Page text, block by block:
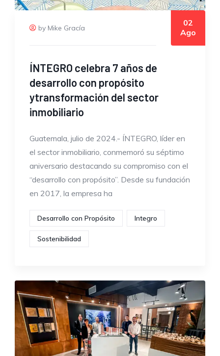
by Mike Gracía
02
Ago
ÍNTEGRO celebra 7 años de
desarrollo con propósito
ytransformación del sector
inmobiliario
Guatemala, julio de 2024.- ÍNTEGRO, líder en
el sector inmobiliario, conmemoró su séptimo
aniversario destacando su compromiso con el
“desarrollo con propósito”. Desde su fundación
en 2017, la empresa ha
Desarrollo con Propósito Integro
Sostenibilidad